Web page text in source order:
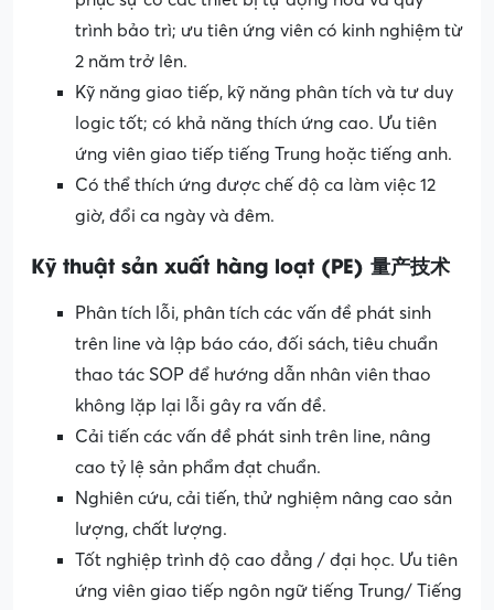
trình bảo trì; ưu tiên ứng viên có kinh nghiệm từ
2 năm trở lên.
Kỹ năng giao tiếp, kỹ năng phân tích và tư duy
logic tốt; có khả năng thích ứng cao. Ưu tiên
ứng viên giao tiếp tiếng Trung hoặc tiếng anh.
Có thể thích ứng được chế độ ca làm việc 12
giờ, đổi ca ngày và đêm.
Kỹ thuật sản xuất hàng loạt (PE) 量产技术
Phân tích lỗi, phân tích các vấn đề phát sinh
trên line và lập báo cáo, đối sách, tiêu chuẩn
thao tác SOP để hướng dẫn nhân viên thao
không lặp lại lỗi gây ra vấn đề.
Cải tiến các vấn đề phát sinh trên line, nâng
cao tỷ lệ sản phẩm đạt chuẩn.
Nghiên cứu, cải tiến, thử nghiệm nâng cao sản
lượng, chất lượng.
Tốt nghiệp trình độ cao đẳng / đại học. Ưu tiên
ứng viên giao tiếp ngôn ngữ tiếng Trung/ Tiếng